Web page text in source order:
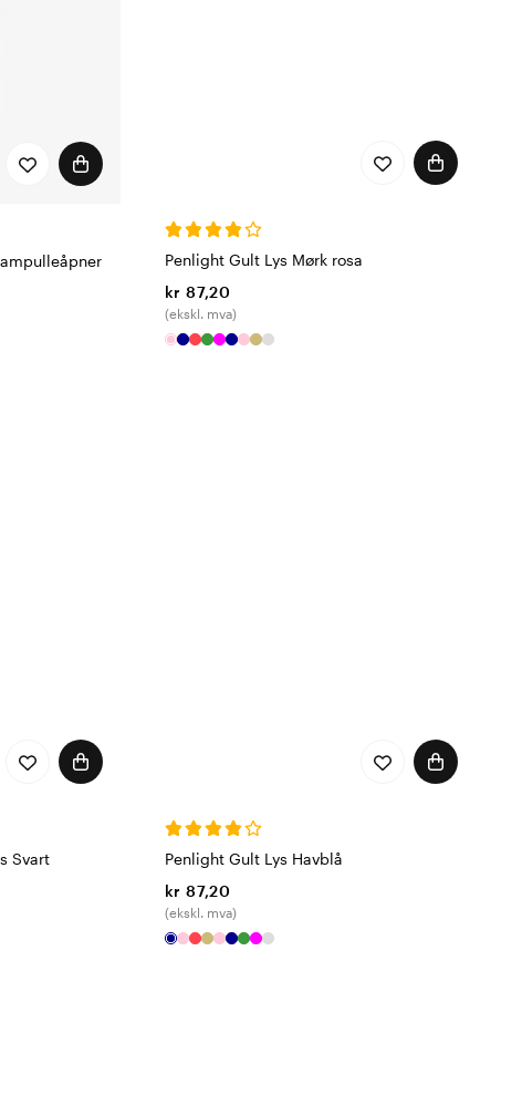
Penlight Gult Lys Mørk rosa
kr 87,20
(ekskl. mva)
Svart
Penlight Gult Lys Havblå
kr 87,20
(ekskl. mva)